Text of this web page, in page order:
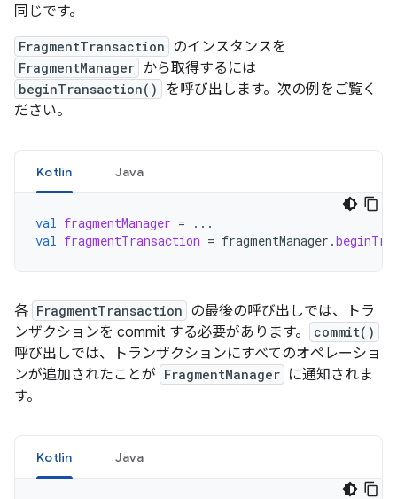
同じです。
FragmentTransaction のインスタンスを
FragmentManager から取得するには
beginTransaction()
を呼び出します。次の例をご覧く
ださい。
Kotlin Java
val fragmentManager =
...
val fragmentTransaction = fragmentManager .
各 FragmentTransaction の最後の呼び出しでは、トラ
ンザクションを commit する必要があります。
commit()
呼び出しでは、トランザクションにすべてのオペレーショ
ンが追加されたことが FragmentManager に通知されま
す。
Kotlin Java